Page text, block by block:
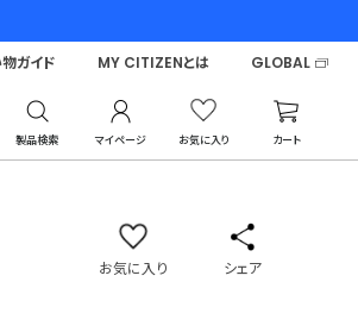
製品検索 マイページ お気に入り カート
ガイド MY CITIZENとは GLOBAL
お気に入り シェア